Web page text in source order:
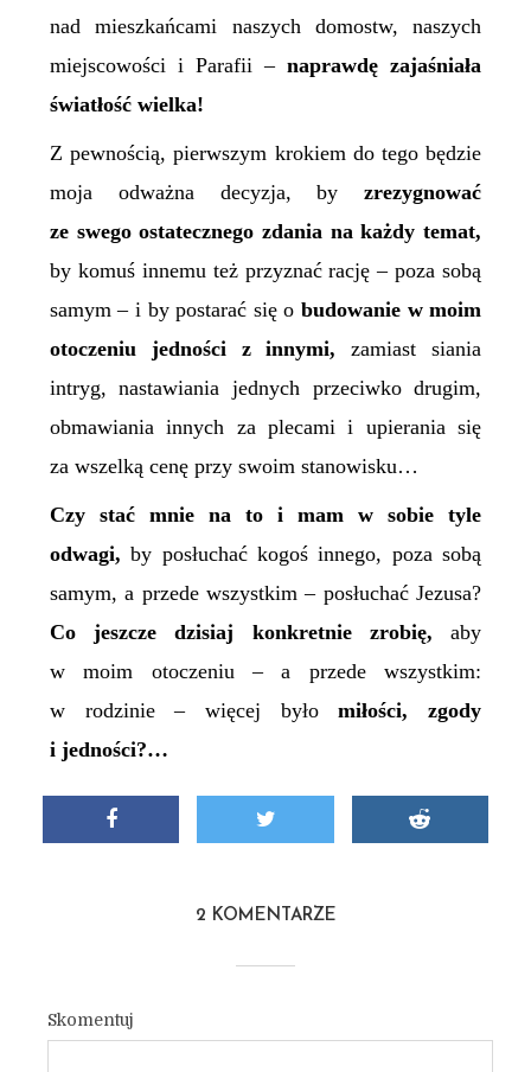
nad mieszkańcami naszych domostw, naszych
miejscowości i Parafii –naprawdę zajaśniała
światłość wielka!
Z pewnością, pierwszym krokiem do tego będzie
moja odważna decyzja, byzrezygnować
ze swego ostatecznego zdania na każdy temat,
by komuś innemu też przyznać rację – poza sobą
samym – i by postarać się o budowanie w moim
otoczeniu jedności z innymi,zamiast siania
intryg, nastawiania jednych przeciwko drugim,
obmawiania innych za plecami i upierania się
za wszelką cenę przy swoim stanowisku…
Czy stać mnie na to i mam w sobie tyle
odwagi,by posłuchać kogoś innego, poza sobą
samym, a przede wszystkim – posłuchać Jezusa?
Cojeszczedzisiaj konkretnie zrobię, aby
w moim otoczeniu – a przede wszystkim:
w rodzinie – więcej byłomiłości, zgody
i jedności?…
2 KOMENTARZE
Skomentuj